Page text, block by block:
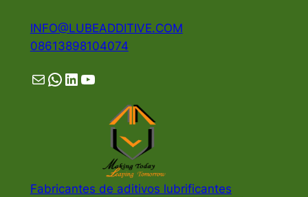
INFO@LUBEADDITIVE.COM
08613898104074
MailWhatsApp
LinkedIn
YouTube
Fabricantes de aditivos lubrificantes